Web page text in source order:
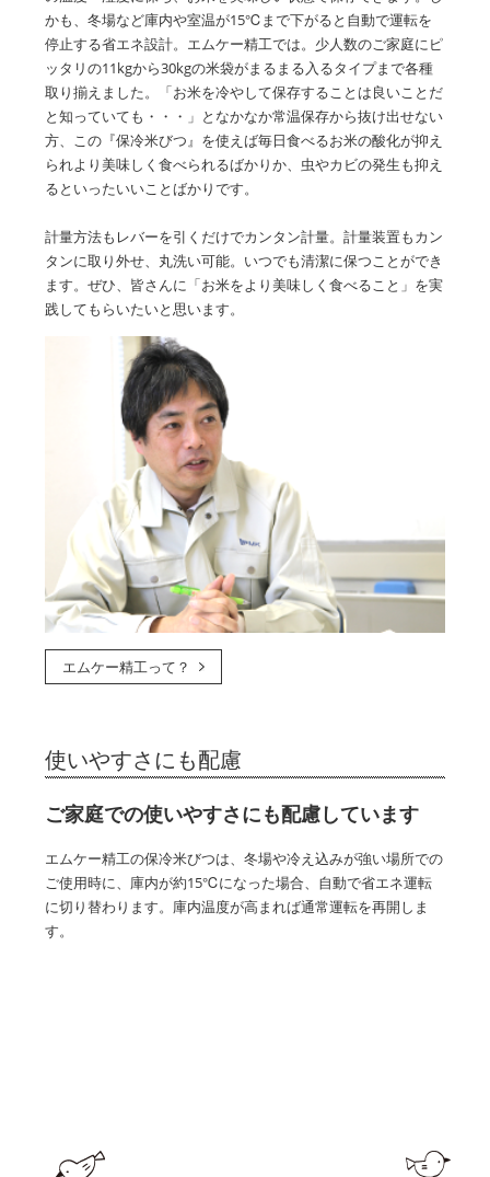
かも、冬場など庫内や室温が15℃まで下がると自動で運転を
停止する省エネ設計。エムケー精工では。少人数のご家庭にピ
ッタリの11kgから30kgの米袋がまるまる入るタイプまで各種
取り揃えました。「お米を冷やして保存することは良いことだ
と知っていても・・・」となかなか常温保存から抜け出せない
方、この『保冷米びつ』を使えば毎日食べるお米の酸化が抑え
られより美味しく食べられるばかりか、虫やカビの発生も抑え
るといったいいことばかりです。
計量方法もレバーを引くだけでカンタン計量。計量装置もカン
タンに取り外せ、丸洗い可能。いつでも清潔に保つことができ
ます。ぜひ、皆さんに「お米をより美味しく食べること」を実
践してもらいたいと思います。
エムケー精工って？
使いやすさにも配慮
ご家庭での使いやすさにも配慮しています
エムケー精工の保冷米びつは、冬場や冷え込みが強い場所での
ご使用時に、庫内が約15℃になった場合、自動で省エネ運転
に切り替わります。庫内温度が高まれば通常運転を再開しま
す。